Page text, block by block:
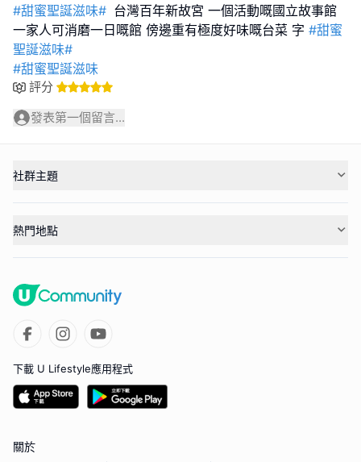
#甜蜜聖誕滋味# 台灣百年新故宮 一個活動嘅國立故事館
一家人可消磨一日嘅館 傍邊重有極度好味嘅台菜 字 #甜蜜
聖誕滋味#
#甜蜜聖誕滋味
評分
發表第一個留言...
社群主題
熱門地點
下載 U Lifestyle應用程式
關於